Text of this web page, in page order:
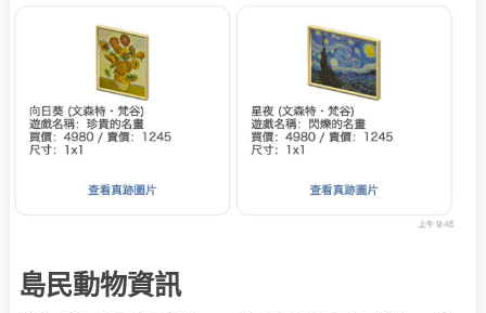
島民動物資訊